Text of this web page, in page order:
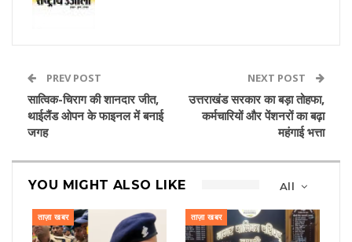
PREV POST
सात्विक-चिराग की शानदार जीत,
थाईलैंड ओपन के फाइनल में बनाई
जगह
NEXT POST
उत्तराखंड सरकार का बड़ा तोहफा,
कर्मचारियों और पेंशनरों का बढ़ा
महंगाई भत्ता
All
YOU MIGHT ALSO LIKE
ताज़ा खबर ताज़ा खबर